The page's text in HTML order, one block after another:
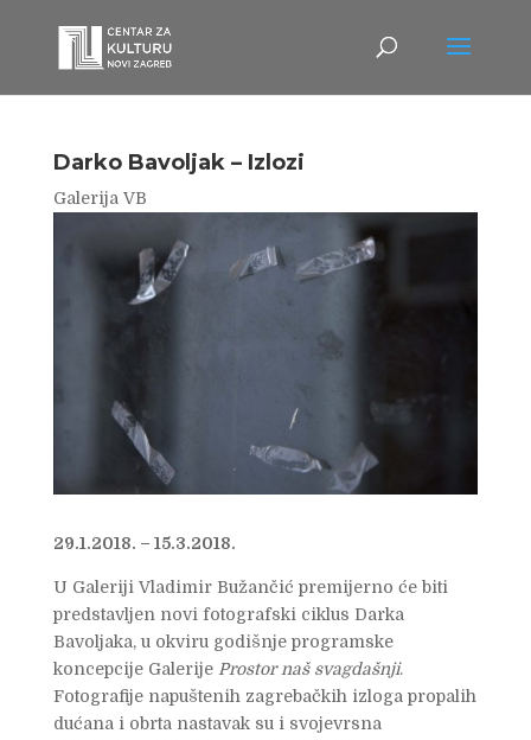
Darko Bavoljak – Izlozi
Galerija VB
29.1.2018. – 15.3.2018.
U Galeriji Vladimir Bužančić premijerno će biti
predstavljen novi fotografski ciklus Darka
Bavoljaka, u okviru godišnje programske
koncepcije Galerije Prostor naš svagdašnji.
Fotografije napuštenih zagrebačkih izloga propalih
dućana i obrta nastavak su i svojevrsna